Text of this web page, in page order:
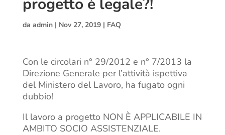
progetto è legale?!
da admin| Nov 27, 2019| FAQ
Con le circolari n° 29/2012 e n° 7/2013 la
Direzione Generale per l’attività ispettiva
del Ministero del Lavoro, ha fugato ogni
dubbio!
Il lavoro a progetto NON È APPLICABILE IN
AMBITO SOCIO ASSISTENZIALE.